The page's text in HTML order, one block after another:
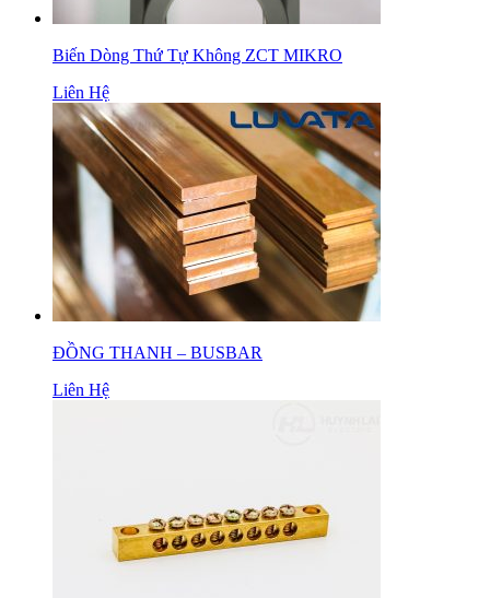
Biến Dòng Thứ Tự Không ZCT MIKRO
Liên Hệ
ĐỒNG THANH – BUSBAR
Liên Hệ